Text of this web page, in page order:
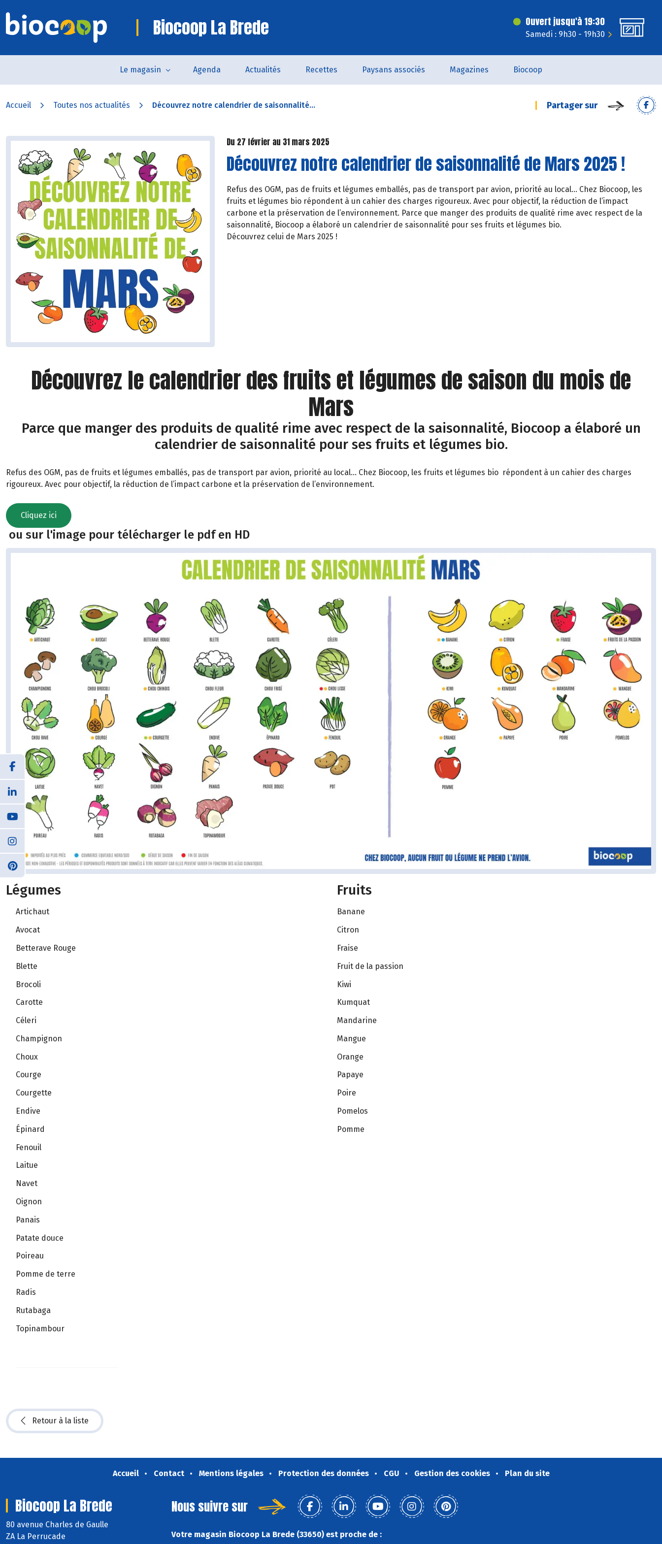
Biocoop La Brede Ouvert jusqu'à 19:30
Samedi : 9h30 - 19h30
Le magasin Agenda Actualités Recettes Paysans associés Magazines Biocoop
Accueil Toutes nos actualités Découvrez notre calendrier de saisonnalité... Partager sur
Du 27 février au 31 mars 2025
Découvrez notre calendrier de saisonnalité de Mars 2025 !
Refus des OGM, pas de fruits et légumes emballés, pas de transport par avion, priorité au local… Chez Biocoop, les
fruits et légumes bio répondent à un cahier des charges rigoureux. Avec pour objectif, la réduction de l’impact
carbone et la préservation de l’environnement. Parce que manger des produits de qualité rime avec respect de la
saisonnalité, Biocoop a élaboré un calendrier de saisonnalité pour ses fruits et légumes bio.
Découvrez celui de Mars 2025 !
Découvrez le calendrier des fruits et légumes de saison du mois de
Mars
Parce que manger des produits de qualité rime avec respect de la saisonnalité, Biocoop a élaboré un
calendrier de saisonnalité pour ses fruits et légumes bio.
Refus des OGM, pas de fruits et légumes emballés, pas de transport par avion, priorité au local… Chez Biocoop, les fruits et légumes bio répondent à un cahier des charges
rigoureux. Avec pour objectif, la réduction de l’impact carbone et la préservation de l’environnement.
Cliquez ici
ou sur l'image pour télécharger le pdf en HD
Légumes
Artichaut
Avocat
Betterave Rouge
Blette
Brocoli
Carotte
Céleri
Champignon
Choux
Courge
Courgette
Endive
Épinard
Fenouil
Laitue
Navet
Oignon
Panais
Patate douce
Poireau
Pomme de terre
Radis
Rutabaga
Topinambour
Fruits
Banane
Citron
Fraise
Fruit de la passion
Kiwi
Kumquat
Mandarine
Mangue
Orange
Papaye
Poire
Pomelos
Pomme
Retour à la liste
Accueil Contact Mentions légales Protection des données CGU Gestion des cookies Plan du site
Biocoop La Brede
80 avenue Charles de Gaulle
ZA La Perrucade
Nous suivre sur
Votre magasin Biocoop La Brede (33650) est proche de :